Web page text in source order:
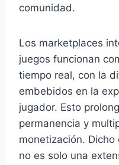
comunidad.
Los marketplaces
juegos funcionan
tiempo real, con la
embebidos en la
jugador. Esto
permanencia y
monetización.
no es solo una